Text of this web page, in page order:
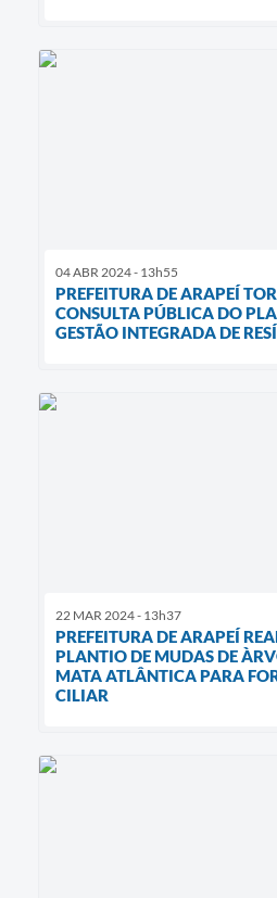
04 ABR 2024 - 13h55
PREFEITURA DE ARAPEÍ
CONSULTA PÚBLICA DO
GESTÃO INTEGRADA DE
22 MAR 2024 - 13h37
PREFEITURA DE ARAPEÍ
PLANTIO DE MUDAS DE
MATA ATLÂNTICA PARA
CILIAR